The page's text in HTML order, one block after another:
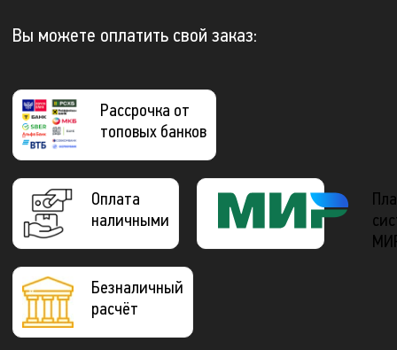
Вы можете оплатить свой заказ:
Рассрочка от
топовых банков
Оплата
наличными
Безналичный
расчёт